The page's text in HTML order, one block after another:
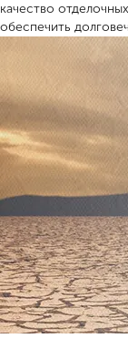
качество
обеспечить